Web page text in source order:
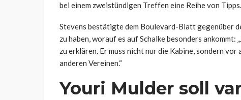
bei einem zweistündigen Treffen eine Reihe von Tipps.
Stevens bestätigte dem Boulevard-Blatt gegenüber
zu haben, worauf es auf Schalke besonders
zu erklären. Er muss nicht nur die Kabine, sondern
anderen Vereinen.“
Youri Mulder soll